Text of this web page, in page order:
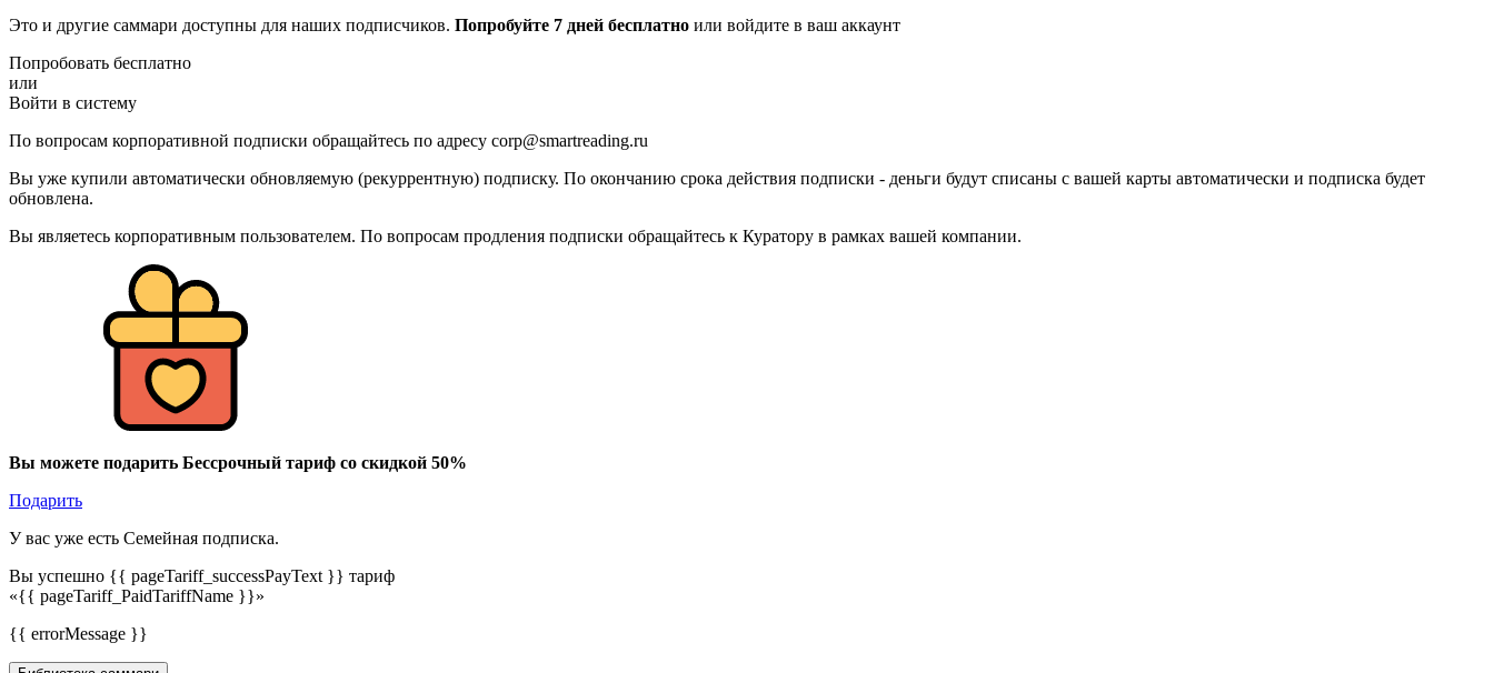
Это и другие саммари доступны для наших подписчиков. Попробуйте 7 дней бесплатно или войдите в ваш аккаунт
Попробовать бесплатно
или
Войти в систему
По вопросам корпоративной подписки обращайтесь по адресу corp@smartreading.ru
Вы уже купили автоматически обновляемую (рекуррентную) подписку. По окончанию срока действия подписки - деньги будут списаны с вашей карты автоматически и подписка будет
обновлена.
Вы являетесь корпоративным пользователем. По вопросам продления подписки обращайтесь к Куратору в рамках вашей компании.
Вы можете подарить Бессрочный тариф со скидкой 50%
Подарить
У вас уже есть Семейная подписка.
Вы успешно {{ pageTariff_successPayText }} тариф
«{{ pageTariff_PaidTariffName }}»
{{ errorMessage }}